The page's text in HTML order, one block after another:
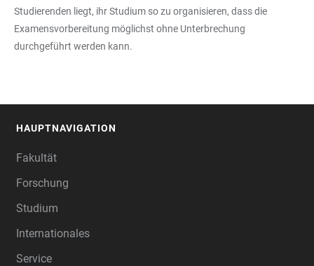
Studierenden liegt, ihr Studium so zu organisieren, dass die
Examensvorbereitung möglichst ohne Unterbrechung
durchgeführt werden kann.
HAUPTNAVIGATION
Fakultät
Forschung
Studium
Internationales
Service